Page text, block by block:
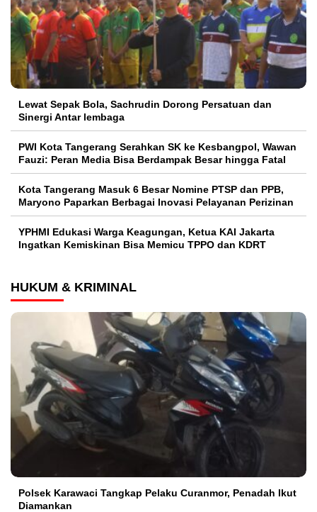
Lewat Sepak Bola, Sachrudin Dorong Persatuan dan
Sinergi Antar lembaga
PWI Kota Tangerang Serahkan SK ke Kesbangpol, Wawan
Fauzi: Peran Media Bisa Berdampak Besar hingga Fatal
Kota Tangerang Masuk 6 Besar Nomine PTSP dan PPB,
Maryono Paparkan Berbagai Inovasi Pelayanan Perizinan
YPHMI Edukasi Warga Keagungan, Ketua KAI Jakarta
Ingatkan Kemiskinan Bisa Memicu TPPO dan KDRT
HUKUM & KRIMINAL
Polsek Karawaci Tangkap Pelaku Curanmor, Penadah Ikut
Diamankan